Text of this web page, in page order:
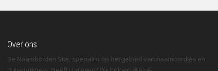
Over ons
De Naamborden Site, specialist op het gebied van naambordjes en